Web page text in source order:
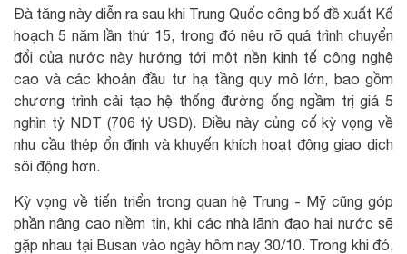
Đà tăng này diễn ra sau khi Trung Quốc công bố đề xuất Kế
hoạch 5 năm lần thứ 15, trong đó nêu rõ quá trình chuyển
đổi của nước này hướng tới một nền kinh tế công nghệ
cao và các khoản đầu tư hạ tầng quy mô lớn, bao gồm
chương trình cải tạo hệ thống đường ống ngầm trị giá 5
nghìn tỷ NDT (706 tỷ USD). Điều này củng cố kỳ vọng về
nhu cầu thép ổn định và khuyến khích hoạt động giao dịch
sôi động hơn.
Kỳ vọng về tiến triển trong quan hệ Trung - Mỹ cũng góp
phần nâng cao niềm tin, khi các nhà lãnh đạo hai nước sẽ
gặp nhau tại Busan vào ngày hôm nay 30/10. Trong khi đó,